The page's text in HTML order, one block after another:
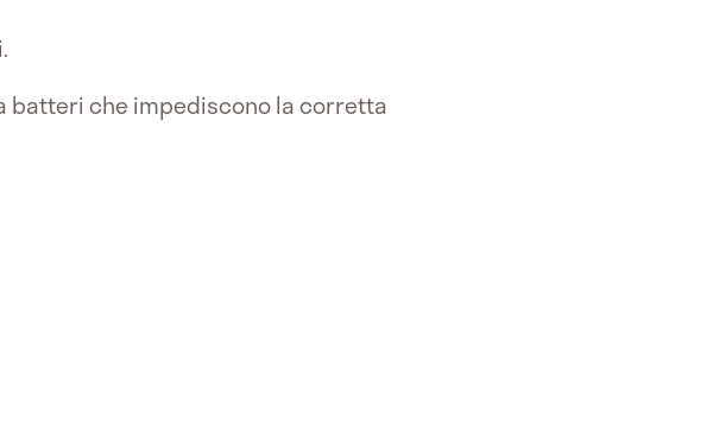
batteri che impediscono la corretta